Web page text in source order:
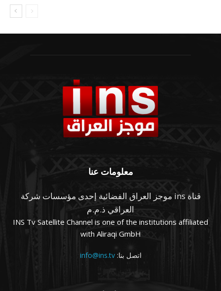
معلومات عنا
قناة ins موجز العراق الفضائية إحدى مؤسسات شركة
العراقي ذ.م.م
INS Tv Satellite Channel is one of the institutions affiliated
with Aliraqi GmbH
اتصل بنا:info@ins.tv